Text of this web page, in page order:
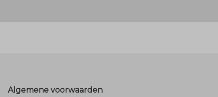
Footer
Algemene voorwaarden